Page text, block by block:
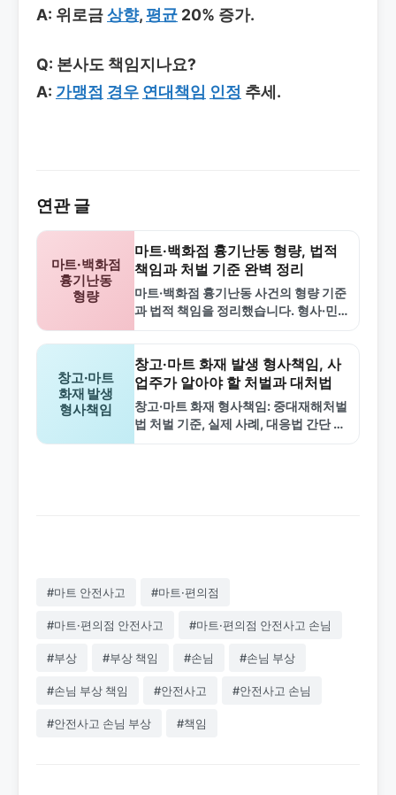
A: 위로금상향,평균 20% 증가.
Q: 본사도 책임지나요?
A: 가맹점 경우 연대책임 인정 추세.
연관 글
마트·백화점
흉기난동
형량
마트·백화점 흉기난동 형량, 법적
책임과 처벌 기준 완벽 정리
마트·백화점 흉기난동 사건의 형량 기준
과 법적 책임을 정리했습니다. 형사·민
창고·마트
화재 발생
형사책임
창고·마트 화재 발생 형사책임, 사
업주가 알아야 할 처벌과 대처법
창고·마트 화재 형사책임: 중대재해처벌
법 처벌 기준, 실제 사례, 대응법 간단 정
#마트 안전사고 #마트·편의점
#마트·편의점 안전사고 #마트·편의점 안전사고 손님
#부상 #부상 책임 #손님 #손님 부상
#손님 부상 책임 #안전사고 #안전사고 손님
#안전사고 손님 부상 #책임